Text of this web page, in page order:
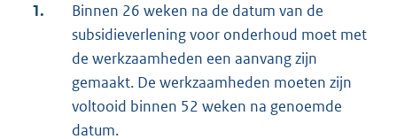
1.
Binnen 26 weken na de datum van de
subsidieverlening voor onderhoud moet met
de werkzaamheden een aanvang zijn
gemaakt. De werkzaamheden moeten zijn
voltooid binnen 52 weken na genoemde
datum.